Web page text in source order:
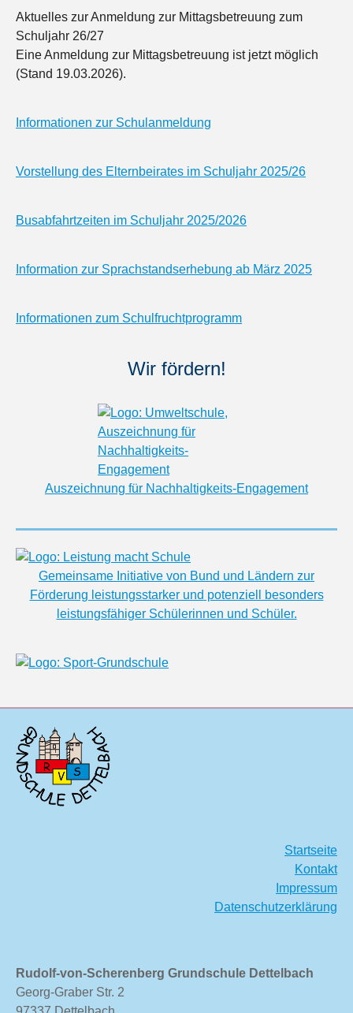
Aktuelles zur Anmeldung zur Mittagsbetreuung zum
Schuljahr 26/27
Eine Anmeldung zur Mittagsbetreuung ist jetzt möglich
(Stand 19.03.2026).
Informationen zur Schulanmeldung
Vorstellung des Elternbeirates im Schuljahr 2025/26
Busabfahrtzeiten im Schuljahr 2025/2026
Information zur Sprachstandserhebung ab März 2025
Informationen zum Schulfruchtprogramm
Wir fördern!
Auszeichnung für Nachhaltigkeits-Engagement
Gemeinsame Initiative von Bund und Ländern zur
Förderung leistungsstarker und potenziell besonders
leistungsfähiger Schülerinnen und Schüler.
Rudolf-von-Scherenberg Grundschule Dettelbach
Georg-Graber Str. 2
Startseite
Kontakt
Impressum
Datenschutzerklärung